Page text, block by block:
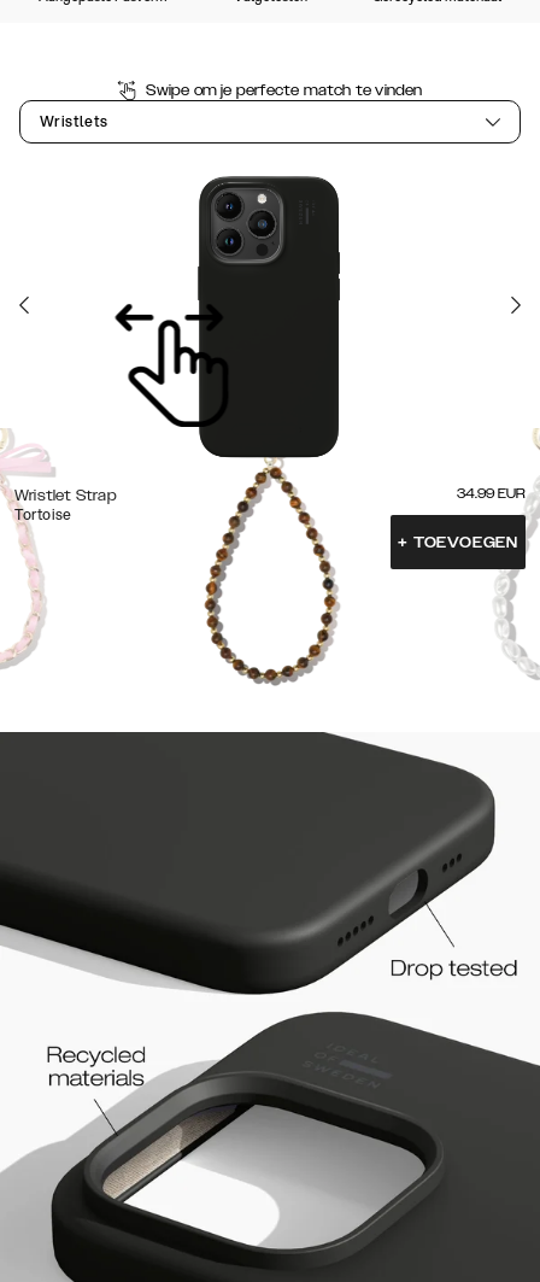
Swipe om je perfecte match te vinden
Wristlets
Wristlet Strap
Tortoise
34.99 EUR
+ TOEVOEGEN